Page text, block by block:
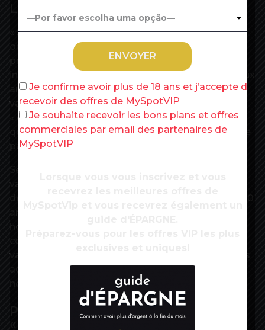
« S’il n’y avait aucun variant dans l’environnement,
on aurait plus de temps », a également reconnu la
présidente de la HAS. Mais l’arrivée du variant
anticorps créés par une première infection ou une
vaccination, a créé une forme d’urgence. Il faut
« éviter une quatrième vague », et faire en sorte
que la rentrée scolaire et la reprise économique se
passent bien, a-t-elle déclaré.
vaccination était réservée aux adultes, avec 90 %
variant indien devenait dominant, couvrir 90 % des
adultes ne permettrait même plus d’éviter une
nouvelle vague épidémique.
Parvenir à une vaccination
Je confirme avoir plus de 18 ans et j’accepte de
recevoir des offres de MySpotVIP
Je souhaite recevoir les bons plans et offres
commerciales par email des partenaires de
MySpotVIP